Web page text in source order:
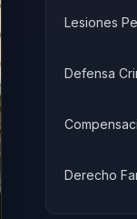
Lesiones
Defensa
Derecho